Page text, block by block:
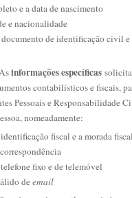
e a data de nascimento
e nacionalidade
de identificação civil e
informações específicas
contabilísticos e fiscais,
Pessoais e Responsabilidade
nomeadamente:
fiscal e a morada fiscal
fixo e de telemóvel
deemail